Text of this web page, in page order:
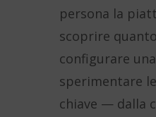
persona la
scoprire
configurare
sperimentare
chiave — dalla